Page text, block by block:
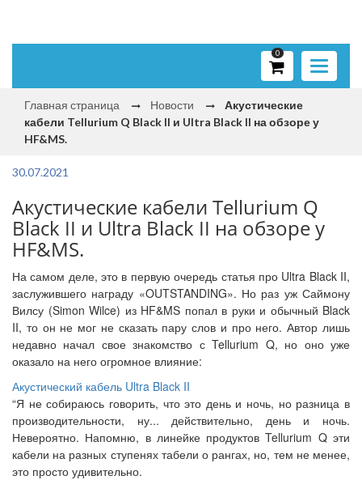
Toggle
0
Главная страница Новости
Акустические
кабели Tellurium Q Black II и Ultra Black II на обзоре у
HF&MS.
30.07.2021
Акустические кабели Tellurium Q
Black II и Ultra Black II на обзоре у
HF&MS.
На самом деле, это в первую очередь статья про Ultra Black II,
заслужившего награду «OUTSTANDING». Но раз уж Саймону
Вилсу (Simon Wilce) из HF&MS попал в руки и обычный Black
II, то он не мог не сказать пару слов и про него. Автор лишь
недавно начал свое знакомство с Tellurium Q, но оно уже
оказало на него огромное влияние:
Акустический кабель Ultra Black II
“Я не собираюсь говорить, что это день и ночь, но разница в
производительности, ну... действительно, день и ночь.
Невероятно. Напомню, в линейке продуктов Tellurium Q эти
кабели на разных ступенях табели о рангах, но, тем не менее,
это просто удивительно.